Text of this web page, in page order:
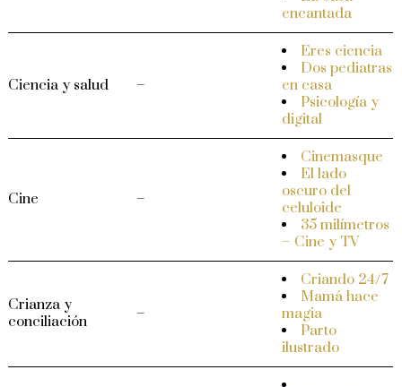
encantada
Ciencia y salud –
Eres ciencia
Dos pediatras
en casa
Psicología y
digital
Cine –
Cinemasque
El lado
oscuro del
celuloide
35 milímetros
– Cine y TV
Crianza y
conciliación
–
Criando 24/7
Mamá hace
magia
Parto
ilustrado